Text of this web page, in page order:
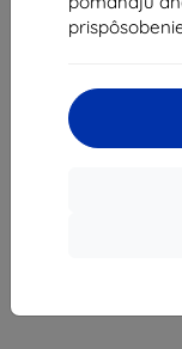
18,81 €